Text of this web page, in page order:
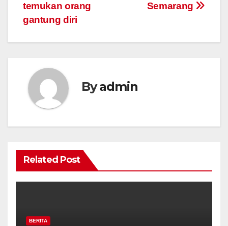
Semarang
temukan orang
gantung diri
Byadmin
Related Post
BERITA